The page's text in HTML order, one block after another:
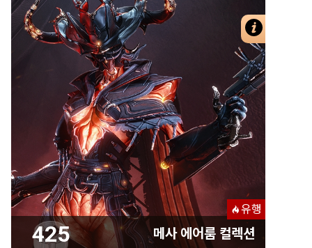
유행
425 메사 에어룸 컬렉션
425 플래티넘
메사 에어룸 컬렉션
425 플래티넘
메사 에어룸 스킨
메사 에어룸 시그나
메사 에어룸 색상 팔레트
메사 에어룸 시질